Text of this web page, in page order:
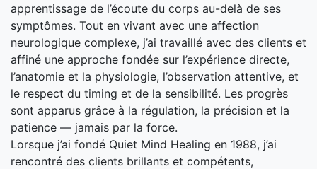
apprentissage de l’écoute du corps au-delà de ses
symptômes. Tout en vivant avec une affection
neurologique complexe, j’ai travaillé avec des clients et
affiné une approche fondée sur l’expérience directe,
l’anatomie et la physiologie, l’observation attentive, et
le respect du timing et de la sensibilité. Les progrès
sont apparus grâce à la régulation, la précision et la
patience — jamais par la force.
Lorsque j’ai fondé Quiet Mind Healing en 1988, j’ai
rencontré des clients brillants et compétents,